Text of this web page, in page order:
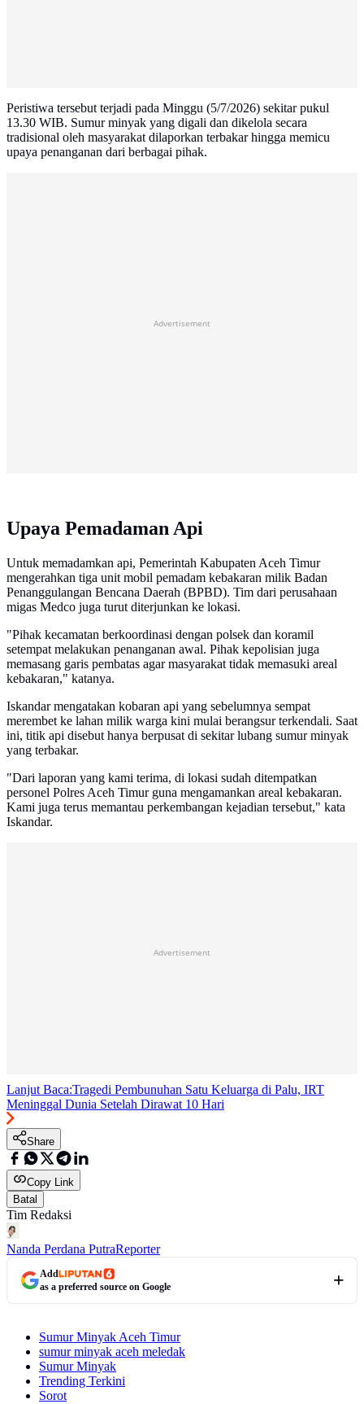
Peristiwa tersebut terjadi pada Minggu (5/7/2026) sekitar pukul
13.30 WIB. Sumur minyak yang digali dan dikelola secara
tradisional oleh masyarakat dilaporkan terbakar hingga memicu
upaya penanganan dari berbagai pihak.
Advertisement
Upaya Pemadaman Api
Untuk memadamkan api, Pemerintah Kabupaten Aceh Timur
mengerahkan tiga unit mobil pemadam kebakaran milik Badan
Penanggulangan Bencana Daerah (BPBD). Tim dari perusahaan
migas Medco juga turut diterjunkan ke lokasi.
"Pihak kecamatan berkoordinasi dengan polsek dan koramil
setempat melakukan penanganan awal. Pihak kepolisian juga
memasang garis pembatas agar masyarakat tidak memasuki areal
kebakaran," katanya.
Iskandar mengatakan kobaran api yang sebelumnya sempat
merembet ke lahan milik warga kini mulai berangsur terkendali. Saat
ini, titik api disebut hanya berpusat di sekitar lubang sumur minyak
yang terbakar.
"Dari laporan yang kami terima, di lokasi sudah ditempatkan
personel Polres Aceh Timur guna mengamankan areal kebakaran.
Kami juga terus memantau perkembangan kejadian tersebut," kata
Iskandar.
Advertisement
Lanjut Baca:Tragedi Pembunuhan Satu Keluarga di Palu, IRT
Meninggal Dunia Setelah Dirawat 10 Hari
Share
Copy Link
Batal
Tim Redaksi
Nanda Perdana PutraReporter
Add
as a preferred source on Google
Sumur Minyak Aceh Timur
sumur minyak aceh meledak
Sumur Minyak
Trending Terkini
Sorot